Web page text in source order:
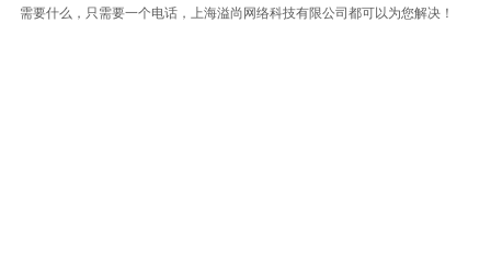
需要什么，只需要一个电话，上海溢尚网络科技有限公司都可以为您解决！